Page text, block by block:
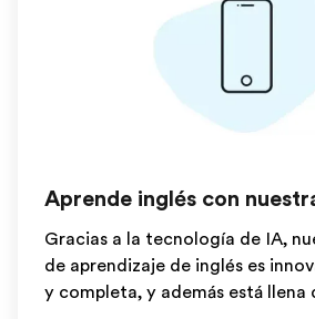
Aprende inglés con
Gracias a la tecnología de IA,
de aprendizaje de inglés es
y completa, y además está llena